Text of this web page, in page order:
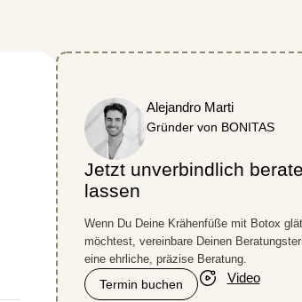
Alejandro Marti
Gründer von BONITAS
Jetzt unverbindlich
lassen
Wenn Du Deine Krähenfüße mit Botox
möchtest, vereinbare Deinen
eine ehrliche, präzise Beratung.
Termin buchen Video